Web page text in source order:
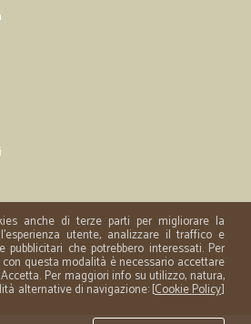
anche di terze parti per migliorare la
utente, analizzare il traffico e
pubblicitari che potrebbero interessati. Per
questa modalità è necessario accettare
Per maggiori info su utilizzo, natura,
alternative di navigazione: [Cookie Policy]